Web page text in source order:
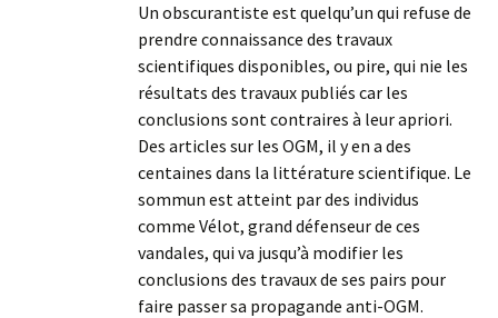
Un obscurantiste est quelqu’un qui refuse de
prendre connaissance des travaux
scientifiques disponibles, ou pire, qui nie les
résultats des travaux publiés car les
conclusions sont contraires à leur apriori.
Des articles sur les OGM, il y en a des
centaines dans la littérature scientifique. Le
sommun est atteint par des individus
comme Vélot, grand défenseur de ces
vandales, qui va jusqu’à modifier les
conclusions des travaux de ses pairs pour
faire passer sa propagande anti-OGM.